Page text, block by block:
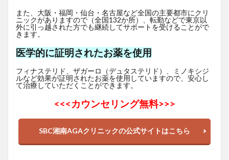
また、大阪・福岡・仙台・名古屋など全国の主要都市にクリ
ニックがありますので（全国132か所）、転勤などで東京以
外に引っ越された方でも継続してサポートを受けることがで
きます。
医学的に証明されたお薬を使用
フィナステリド、ザガーロ（デュタステリド）、ミノキシジ
ルなど効果が証明されたお薬を使用していますので、安心し
て治療していただくことができます。
<<<カウンセリング無料>>>
SBC湘南AGAクリニックの公式サイトはこちら